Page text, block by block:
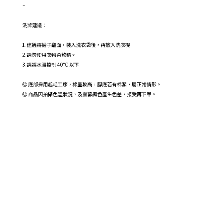
-
洗滌建議：
1.建議將襪子翻面，裝入洗衣袋後，再放入洗衣機
2.請勿使用衣物柔軟精。
3.請將水溫控制 40°C 以下
◎ 底部採用起毛工序，棉量較高，腳底若有棉絮，屬正常情形。
◎ 商品因拍攝色溫狀況，及螢幕顯色產生色差，接受再下單。